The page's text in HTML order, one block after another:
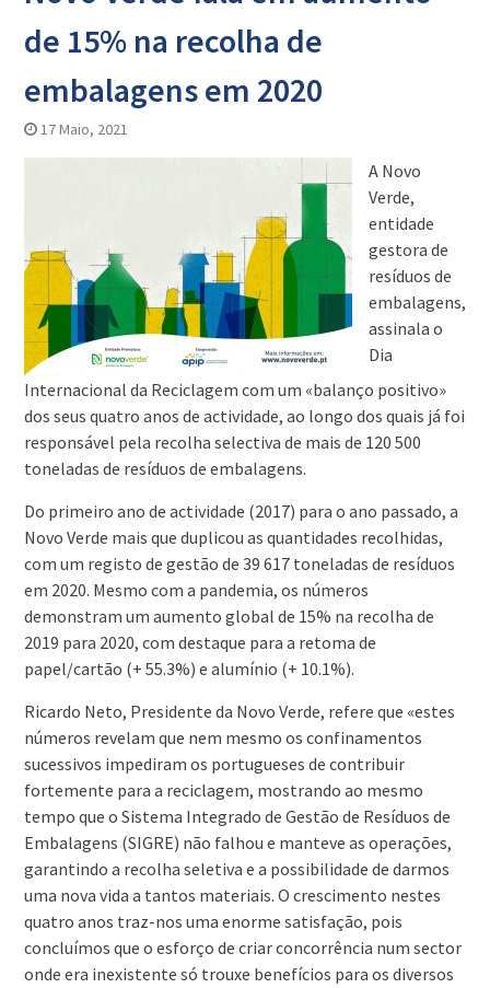
de 15% na recolha de
embalagens em 2020
17 Maio, 2021
A Novo
Verde,
entidade
gestora de
resíduos de
embalagens,
assinala o
Dia
Internacional da Reciclagem com um «balanço positivo»
dos seus quatro anos de actividade, ao longo dos quais já foi
responsável pela recolha selectiva de mais de 120 500
toneladas de resíduos de embalagens.
Do primeiro ano de actividade (2017) para o ano passado, a
Novo Verde mais que duplicou as quantidades recolhidas,
com um registo de gestão de 39 617 toneladas de resíduos
em 2020. Mesmo com a pandemia, os números
demonstram um aumento global de 15% na recolha de
2019 para 2020, com destaque para a retoma de
papel/cartão (+ 55.3%) e alumínio (+ 10.1%).
Ricardo Neto, Presidente da Novo Verde, refere que «estes
números revelam que nem mesmo os confinamentos
sucessivos impediram os portugueses de contribuir
fortemente para a reciclagem, mostrando ao mesmo
tempo que o Sistema Integrado de Gestão de Resíduos de
Embalagens (SIGRE) não falhou e manteve as operações,
garantindo a recolha seletiva e a possibilidade de darmos
uma nova vida a tantos materiais. O crescimento nestes
quatro anos traz-nos uma enorme satisfação, pois
concluímos que o esforço de criar concorrência num sector
onde era inexistente só trouxe benefícios para os diversos